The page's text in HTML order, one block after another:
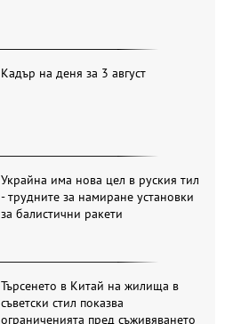
Кадър на деня за 3 август
Украйна има нова цел в руския тил
- трудните за намиране установки
за балистични ракети
Търсенето в Китай на жилища в
съветски стил показва
ограниченията пред съживяването